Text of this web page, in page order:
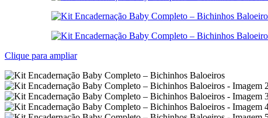
Clique para ampliar